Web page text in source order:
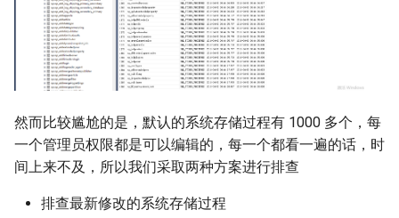
然而比较尴尬的是，默认的系统存储过程有 1000 多个，每
一个管理员权限都是可以编辑的，每一个都看一遍的话，时
间上来不及，所以我们采取两种方案进行排查
排查最新修改的系统存储过程